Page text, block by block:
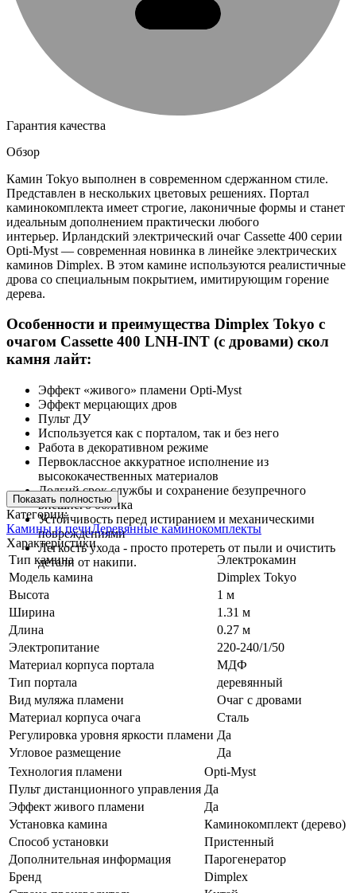
Гарантия качества
Обзор
Камин Tokyo выполнен в современном сдержанном стиле.
Представлен в нескольких цветовых решениях. Портал
каминокомплекта имеет строгие, лаконичные формы и станет
идеальным дополнением практически любого
интерьер. Ирландский электрический очаг Cassette 400 серии
Opti-Myst — современная новинка в линейке электрических
каминов Dimplex. В этом камине используются реалистичные
дрова со специальным покрытием, имитирующим горение
дерева.
Особенности и преимущества Dimplex Tokyo с
очагом Cassette 400 LNH-INT (с дровами) скол
камня лайт:
Эффект «живого» пламени Opti-Myst
Эффект мерцающих дров
Пульт ДУ
Используется как с порталом, так и без него
Работа в декоративном режиме
Первоклассное аккуратное исполнение из
высококачественных материалов
Долгий срок службы и сохранение безупречного
внешнего облика
Устойчивость перед истиранием и механическими
повреждениями
Легкость ухода - просто протереть от пыли и очистить
детали от накипи.
Показать полностью
Категории:
Камины и печиДеревянные каминокомплекты
Характеристики
Тип камина
Электрокамин
Модель камина
Dimplex Tokyo
Высота
1 м
Ширина
1.31 м
Длина
0.27 м
Электропитание
220-240/1/50
Материал корпуса портала
МДФ
Тип портала
деревянный
Вид муляжа пламени
Очаг с дровами
Материал корпуса очага
Сталь
Регулировка уровня яркости пламени Да
Угловое размещение
Да
Технология пламени
Opti-Myst
Пульт дистанционного управления Да
Эффект живого пламени
Да
Установка камина
Каминокомплект (дерево)
Способ установки
Пристенный
Дополнительная информация
Парогенератор
Бренд
Dimplex